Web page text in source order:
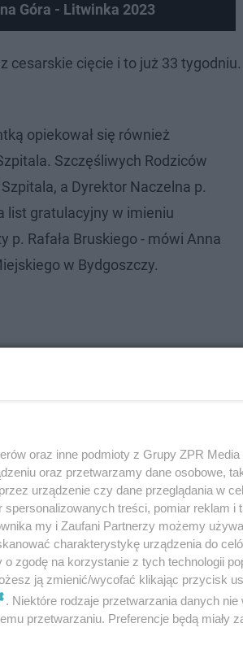
Góra - Litwinka 2023
cesarskie cięcie i to już 33
opiekował się również
Szczęśliwych Rodziców
a Dyrektor Naczelna p.
list gratulacyjny w imieniu
p. Rafała Bruskiego - mówi Anna
w Bydgoszczy.
komórek jajowych przez
oraz inne podmioty z Grupy ZPR
oraz przetwarzamy dane osobowe,
urządzenie czy dane przeglądania w
treści, pomiar reklam i
my i Zaufani Partnerzy możemy
charakterystykę urządzenia do
zgodę na korzystanie z tych technologii
ją zmienić/wycofać klikając przycisk
. Niektóre rodzaje przetwarzania danych
przetwarzaniu. Preferencje będą miały